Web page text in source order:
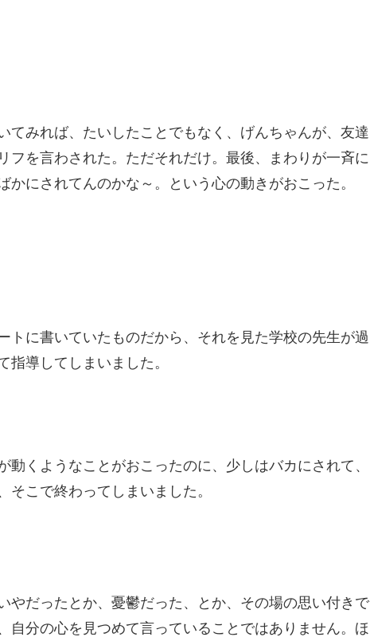
てみれば、たいしたことでもなく、げんちゃんが、友達
フを言わされた。ただそれだけ。最後、まわりが一斉に
にされてんのかな～。という心の動きがおこった。
トに書いていたものだから、それを見た学校の先生が過
導してしまいました。
くようなことがおこったのに、少しはバカにされて、
こで終わってしまいました。
やだったとか、憂鬱だった、とか、その場の思い付きで
自分の心を見つめて言っていることではありません。ほ